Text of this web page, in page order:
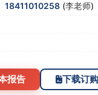
18411010258 (李老师)
报告 下载订